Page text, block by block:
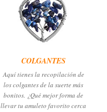
COLGANTES
Aquí tienes la recopilación de
los colgantes de la suerte más
bonitos. ¿Qué mejor forma de
llevar tu amuleto favorito cerca